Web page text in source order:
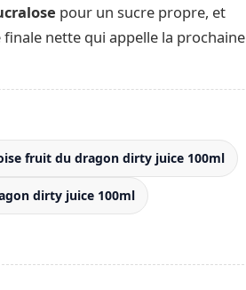
pour un sucre propre, et
nette qui appelle la prochaine
fruit du dragon dirty juice 100ml
dirty juice 100ml